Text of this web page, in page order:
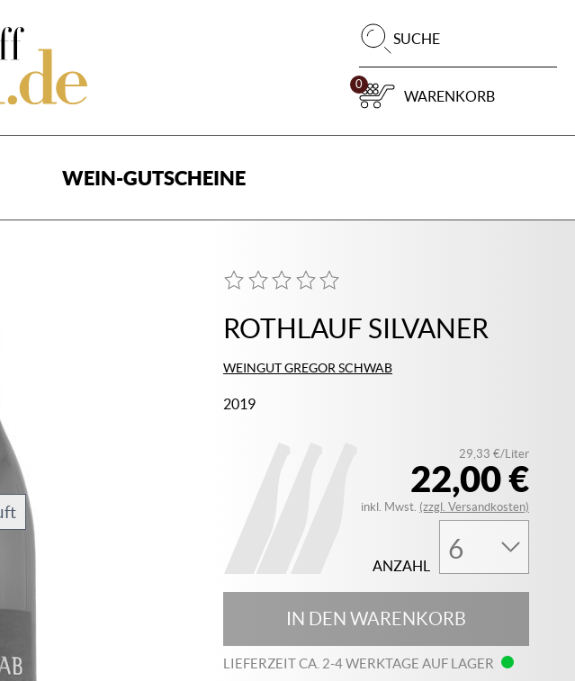
SUCHE
0
WARENKORB
WEIN-GUTSCHEINE
ROTHLAUF SILVANER
WEINGUT GREGOR SCHWAB
2019
22,00 €
29,33 €/Liter
inkl. Mwst. (zzgl. Versandkosten)
ANZAHL
IN DEN WARENKORB
LIEFERZEIT CA. 2-4 WERKTAGE AUF LAGER